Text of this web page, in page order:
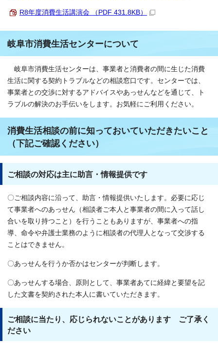
R8年度消費生活講演会 （PDF 431.8KB）
岐阜市消費生活センターについて
岐阜市消費生活センターは、事業者と消費者の間に生じた消費
生活に関する契約トラブルなどの相談窓口です。センターでは、
事業者との交渉に対するアドバイスやあっせんなどを通じて、ト
ラブルの解決のお手伝いをします。お気軽にご利用ください。
消費生活相談の前に知っておいていただきたいこと
（下記ご確認ください）
ご相談の対応は主に助言・情報提供です
〇ご相談内容に沿って、助言・情報提供いたします。必要に応じ
て事業者へのあっせん（相談者ご本人と事業者の間に入って話し
合いを取り持つこと）を行うこともありますが、事業者への指
導、命令や弁護士業務のように相談者の代理人となって交渉する
ことはできません。
〇あっせんを行うか否かはセンターが判断します。
〇あっせんする場合、原則として、事業者あてに経緯と要望を記
した文書を契約された本人に書いていただきます。
ご相談に当たり、応じられないことがあります ご了承く
ださい